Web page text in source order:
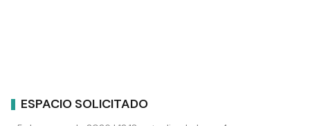
ESPACIO SOLICITADO